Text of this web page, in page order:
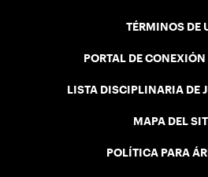
TÉRMINOS DE
PORTAL DE CONEXIÓN
LISTA DISCIPLINARIA DE
MAPA DEL
POLÍTICA PARA